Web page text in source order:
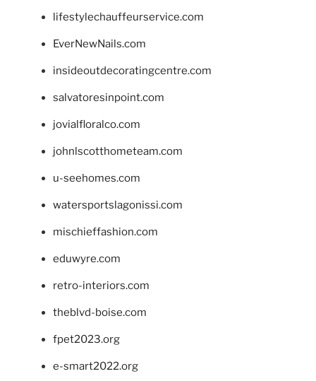
lifestylechauffeurservice.com
EverNewNails.com
insideoutdecoratingcentre.com
salvatoresinpoint.com
jovialfloralco.com
johnlscotthometeam.com
u-seehomes.com
watersportslagonissi.com
mischieffashion.com
eduwyre.com
retro-interiors.com
theblvd-boise.com
fpet2023.org
e-smart2022.org